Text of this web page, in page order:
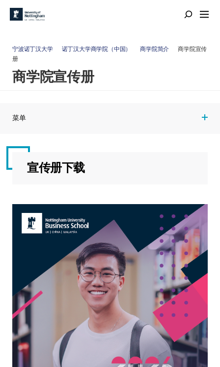
宁波诺丁汉大学 诺丁汉大学商学院（中国） 商学院简介
商学院宣传
册
商学院宣传册
菜单
宣传册下载